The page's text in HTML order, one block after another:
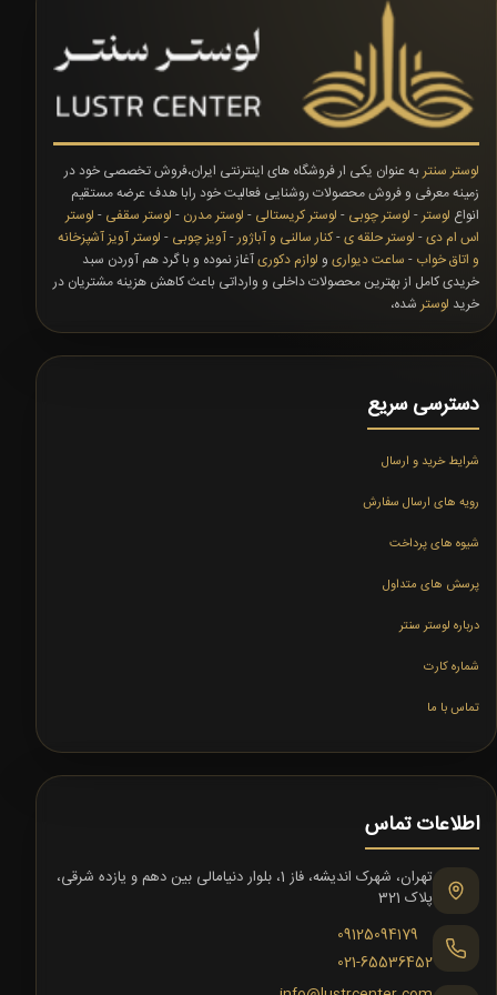
لوستر سنتر به عنوان یکی ار فروشگاه های اینترنتی ایران،فروش تخصصی خود در
زمینه معرفی و فروش محصولات روشنایی فعالیت خود رابا هدف عرضه مستقیم
انواع لوستر - لوستر چوبی - لوستر کریستالی - لوستر مدرن - لوستر سقفی - لوستر
اس ام دی- لوستر حلقه ی-کنار سالنی و آباژور-آویز چوبی - لوستر آویز آشپزخانه
و اتاق خواب - ساعت دیواری و لوازم دکوریآغاز نموده و با گرد هم آوردن سبد
خریدی کامل از بهترین محصولات داخلی و وارداتی باعث کاهش هزینه مشتریان در
خرید لوستر شده،
دسترسی سریع
شرایط خرید و ارسال
رویه های ارسال سفارش
شیوه های پرداخت
پرسش های متداول
درباره لوستر سنتر
شماره کارت
تماس با ما
اطلاعات تماس
تهران، شهرک اندیشه، فاز 1، بلوار دنیامالی بین دهم و یازده شرقی،
پلاک 321
09125094179
021-65536452